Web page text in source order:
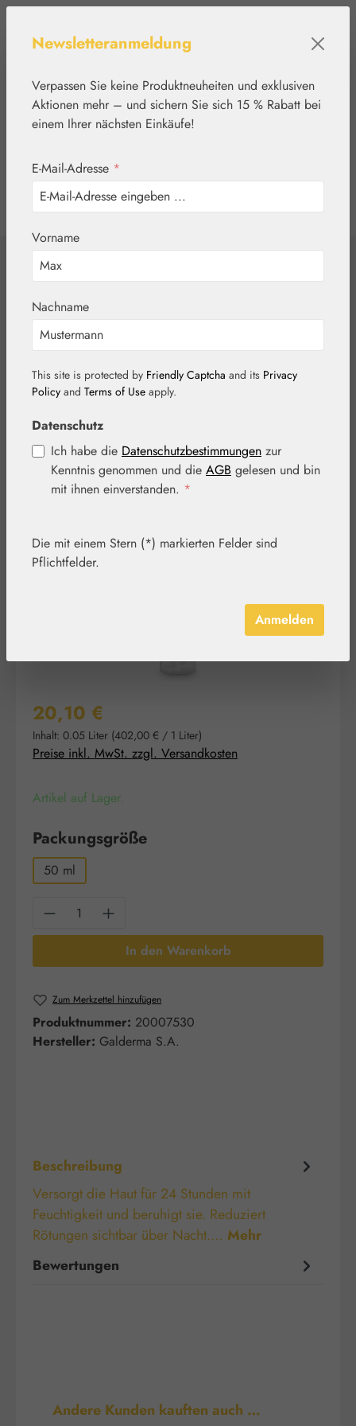
Werkzeugleiste anzeigen
Cetaphil® Pro
RednessControl
beruhigende
Nachtpflege
Bildergalerie überspringen
Regulärer Preis:
20,10 €
Inhalt: 0.05 Liter (402,00 € / 1 Liter)
Preise inkl. MwSt. zzgl. Versandkosten
Artikel auf Lager.
Packungsgrößeauswählen
50 ml
Produkt Anzahl: Gib den gewünschten
In den Warenkorb
Zum Merkzettel hinzufügen
Produktnummer: 20007530
Hersteller: Galderma S.A.
Beschreibung
Versorgt die Haut für 24 Stunden mit
Feuchtigkeit und beruhigt sie. Reduziert
Rötungen sichtbar über Nacht.… Mehr
Bewertungen
Produktgalerie überspringen
Andere Kunden kauften auch …
Newsletteranmeldung
Verpassen Sie keine Produktneuheiten und exklusiven
Aktionen mehr – und sichern Sie sich 15 % Rabatt bei
einem Ihrer nächsten Einkäufe!
E-Mail-Adresse *
Vorname
Nachname
This site is protected by Friendly Captcha and its Privacy
Policy and Terms of Use apply.
Datenschutz
Ich habe die Datenschutzbestimmungen zur
Kenntnis genommen und die AGB gelesen und bin
mit ihnen einverstanden. *
Die mit einem Stern (*) markierten Felder sind
Pflichtfelder.
Anmelden